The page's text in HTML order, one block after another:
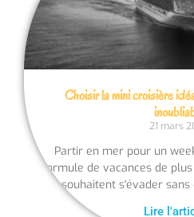
Choisir la mini croisière
21 mars
Partir en mer pour un
formule de vacances de
qui souhaitent s'évader
Lire